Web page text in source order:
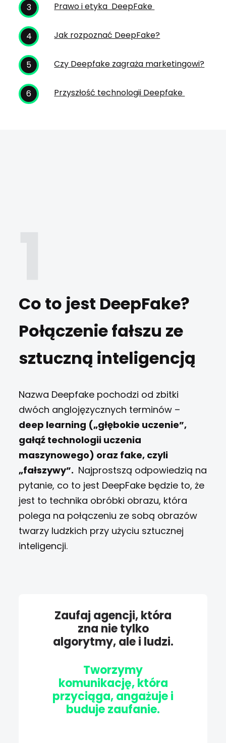
Prawo i etyka DeepFake
Jak rozpoznać DeepFake?
Czy Deepfake zagraża marketingowi?
Przyszłość technologii Deepfake
Co to jest DeepFake?
Połączenie fałszu ze
sztuczną inteligencją
Nazwa Deepfake pochodzi od zbitki
dwóch anglojęzycznych terminów –
deep learning („głębokie uczenie”,
gałąź technologii uczenia
maszynowego) oraz fake, czyli
„fałszywy”. Najprostszą odpowiedzią na
pytanie, co to jest DeepFake będzie to, że
jest to technika obróbki obrazu, która
polega na połączeniu ze sobą obrazów
twarzy ludzkich przy użyciu sztucznej
inteligencji.
Zaufaj agencji, która
zna nie tylko
algorytmy, ale i ludzi.
Tworzymy
komunikację, która
przyciąga, angażuje i
buduje zaufanie.